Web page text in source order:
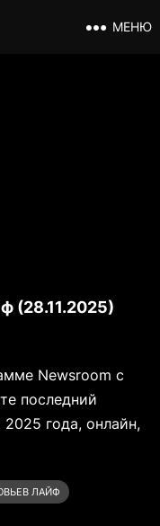
МЕНЮ
(28.11.2025)
Newsroom с
последний
года, онлайн,
ЛАЙФ